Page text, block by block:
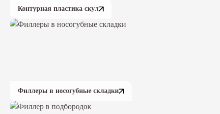
Контурная пластика скул
Филлеры в носогубные складки